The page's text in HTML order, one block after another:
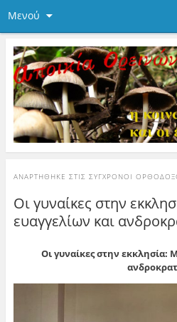
Μενού
ΑΝΑΡΤΉΘΗΚΕ ΣΤΙΣ ΣΎΓΧΡΟΝΟΙ
Οι γυναίκες στην
ευαγγελίων και
Οι γυναίκες στην εκκλησία: